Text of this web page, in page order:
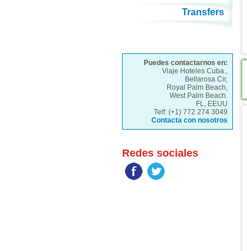
Transfers
Puedes contactarnos en:
Viaje Hoteles Cuba.,
Bellarosa Cir,
Royal Palm Beach,
West Palm Beach.
FL, EEUU
Telf: (+1) 772 274 3049
Contacta con nosotros
Redes sociales